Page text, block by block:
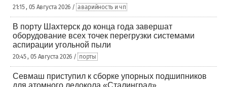
21:15 , 05 Августа 2026 / аварийность и чп
В порту Шахтерск до конца года завершат
оборудование всех точек перегрузки системами
аспирации угольной пыли
20:45 , 05 Августа 2026 / порты
Севмаш приступил к сборке упорных подшипников
для атомного ледокола «Сталинград»